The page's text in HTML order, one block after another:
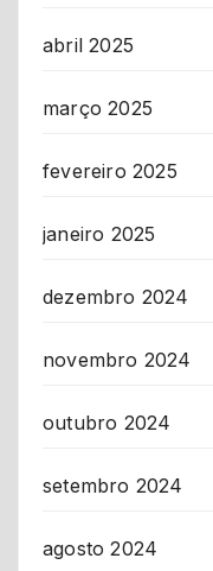
abril 2025
março 2025
fevereiro 2025
janeiro 2025
dezembro 2024
novembro 2024
outubro 2024
setembro 2024
agosto 2024